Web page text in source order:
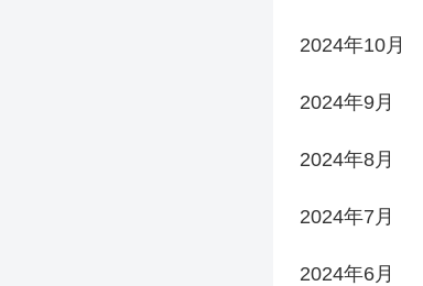
2024年10月
2024年9月
2024年8月
2024年7月
2024年6月